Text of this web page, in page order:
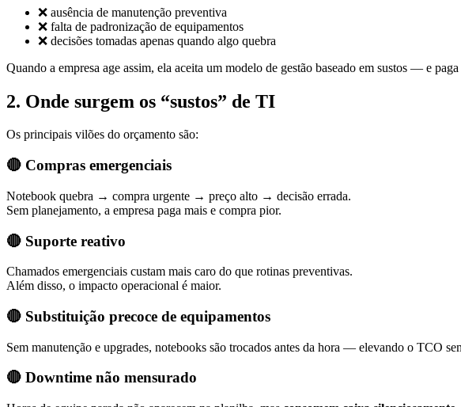
❌ ausência de manutenção preventiva
❌ falta de padronização de equipamentos
❌ decisões tomadas apenas quando algo quebra
Quando a empresa age assim, ela aceita um modelo de gestão baseado em sustos — e
2. Onde surgem os “sustos” de TI
Os principais vilões do orçamento são:
🔴 Compras emergenciais
Notebook quebra → compra urgente → preço alto → decisão errada.
Sem planejamento, a empresa paga mais e compra pior.
🔴 Suporte reativo
Chamados emergenciais custam mais caro do que rotinas preventivas.
Além disso, o impacto operacional é maior.
🔴 Substituição precoce de equipamentos
Sem manutenção e upgrades, notebooks são trocados antes da hora — elevando o TCO
🔴 Downtime não mensurado